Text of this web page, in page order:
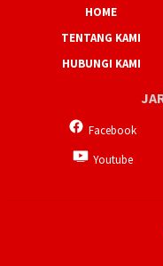
HOME
TENTANG KAMI
HUBUNGI KAMI
Facebook
Youtube